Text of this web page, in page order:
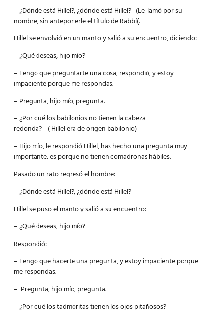
– ¿Dónde está Hillel?, ¿dónde está Hillel? (Le llamó por su
nombre, sin anteponerle el título de Rabbí(.
Hillel se envolvió en un manto y salió a su encuentro, diciendo:
– ¿Qué deseas, hijo mío?
– Tengo que preguntarte una cosa, respondió, y estoy
impaciente porque me respondas.
– Pregunta, hijo mío, pregunta.
– ¿Por qué los babilonios no tienen la cabeza
redonda? ( Hillel era de origen babilonio)
– Hijo mío, le respondió Hillel, has hecho una pregunta muy
importante: es porque no tienen comadronas hábiles.
Pasado un rato regresó el hombre:
– ¿Dónde está Hillel?, ¿dónde está Hillel?
Hillel se puso el manto y salió a su encuentro:
– ¿Qué deseas, hijo mío?
Respondió:
– Tengo que hacerte una pregunta, y estoy impaciente porque
me respondas.
– Pregunta, hijo mío, pregunta.
– ¿Por qué los tadmoritas tienen los ojos pitañosos?